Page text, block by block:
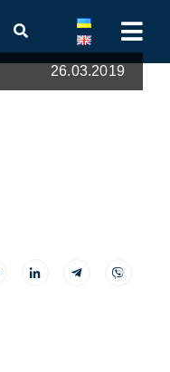
26.03.2019